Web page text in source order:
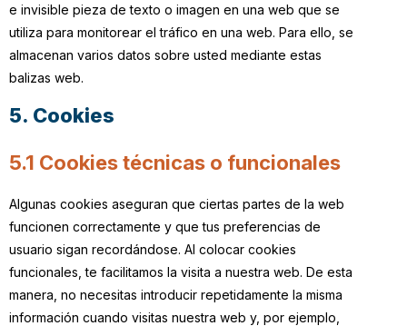
e invisible pieza de texto o imagen en una web que se
utiliza para monitorear el tráfico en una web. Para ello, se
almacenan varios datos sobre usted mediante estas
balizas web.
5. Cookies
5.1 Cookies técnicas o funcionales
Algunas cookies aseguran que ciertas partes de la web
funcionen correctamente y que tus preferencias de
usuario sigan recordándose. Al colocar cookies
funcionales, te facilitamos la visita a nuestra web. De esta
manera, no necesitas introducir repetidamente la misma
información cuando visitas nuestra web y, por ejemplo,